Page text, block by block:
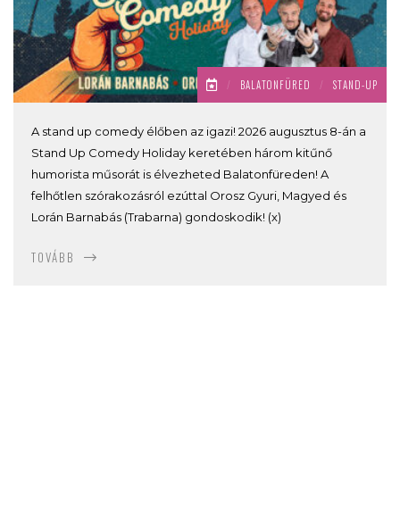
/ BALATONFÜRED / STAND-UP
A stand up comedy élőben az igazi! 2026 augusztus 8-án a
Stand Up Comedy Holiday keretében három kitűnő
humorista műsorát is élvezheted Balatonfüreden! A
felhőtlen szórakozásról ezúttal Orosz Gyuri, Magyed és
Lorán Barnabás (Trabarna) gondoskodik! (x)
TOVÁBB